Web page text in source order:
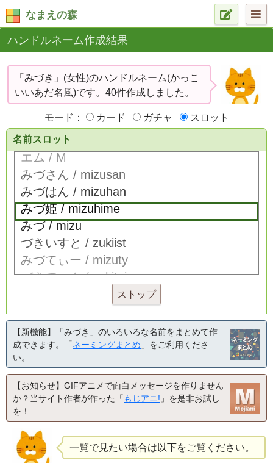
なまえの森
ハンドルネーム作成結果
「みづき」(女性)のハンドルネーム(かっこ
いいあだ名風)です。40件作成しました。
モード： カード ガチャ スロット
名前スロット
ストップ
【新機能】「みづき」のいろいろな名前をまとめて作
成できます。「ネーミングまとめ 」をご利用くださ
い。
【お知らせ】GIFアニメで面白メッセージを作りません
か？当サイト作者が作った「もじアニ! 」を是非お試し
を！
一覧で見たい場合は以下をご覧ください。